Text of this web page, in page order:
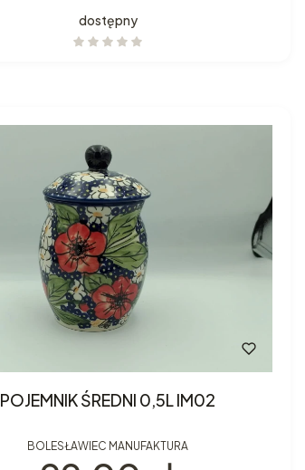
dostępny
POJEMNIK ŚREDNI 0,5L IM02
BOLESŁAWIEC MANUFAKTURA